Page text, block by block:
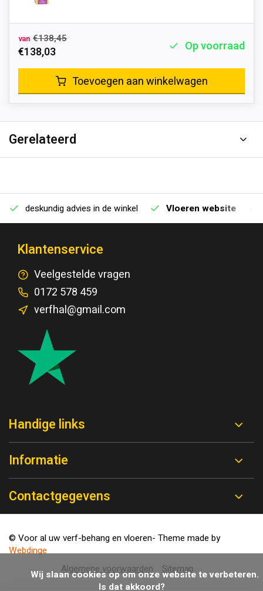
van €138,45
€138,03 Op voorraad
Toevoegen aan winkelwagen
Gerelateerd
deskundig advies in de winkel Vloeren website
Klantenservice
Veelgestelde vragen
0172 578 459
verfhal@gmail.com
Handige links
Informatie
Contactgegevens
Algemene voorwaarden Sitemap
© Voor al uw verf-behang en vloeren- Theme made by
Webdinge
Is dat akkoord?